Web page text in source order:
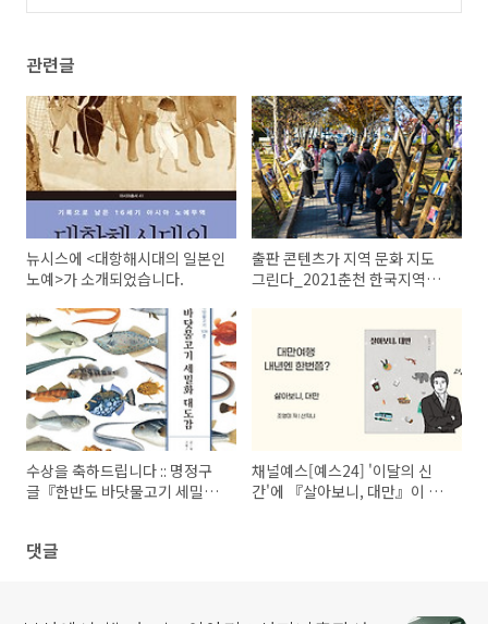
관련글
뉴시스에 <대항해시대의 일본인
노예>가 소개되었습니다.
출판 콘텐츠가 지역 문화 지도
그린다_2021춘천 한국지역도
수상을 축하드립니다 :: 명정구
글『한반도 바닷물고기 세밀화
채널예스[예스24] '이달의 신
간'에 『살아보니, 대만』이 선
댓글